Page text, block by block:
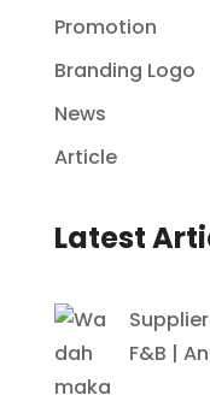
Promotion
Branding Logo
News
Article
Latest
F&B |